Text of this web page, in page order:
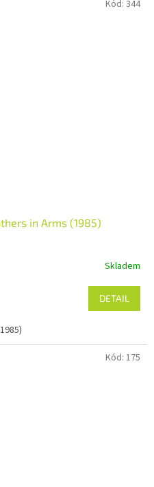
in Arms (1985)
Skladem
DETAIL
Kód: 344
Kód: 175